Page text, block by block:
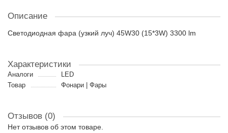
Описание
Светодиодная фара (узкий луч) 45W30 (15*3W) 3300 lm
Характеристики
Аналоги
LED
Товар
Фонари | Фары
Отзывов (0)
Нет отзывов об этом товаре.